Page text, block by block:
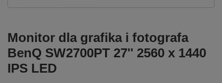
Monitor dla grafika i fotografa
BenQ SW2700PT 27'' 2560 x 1440
IPS LED